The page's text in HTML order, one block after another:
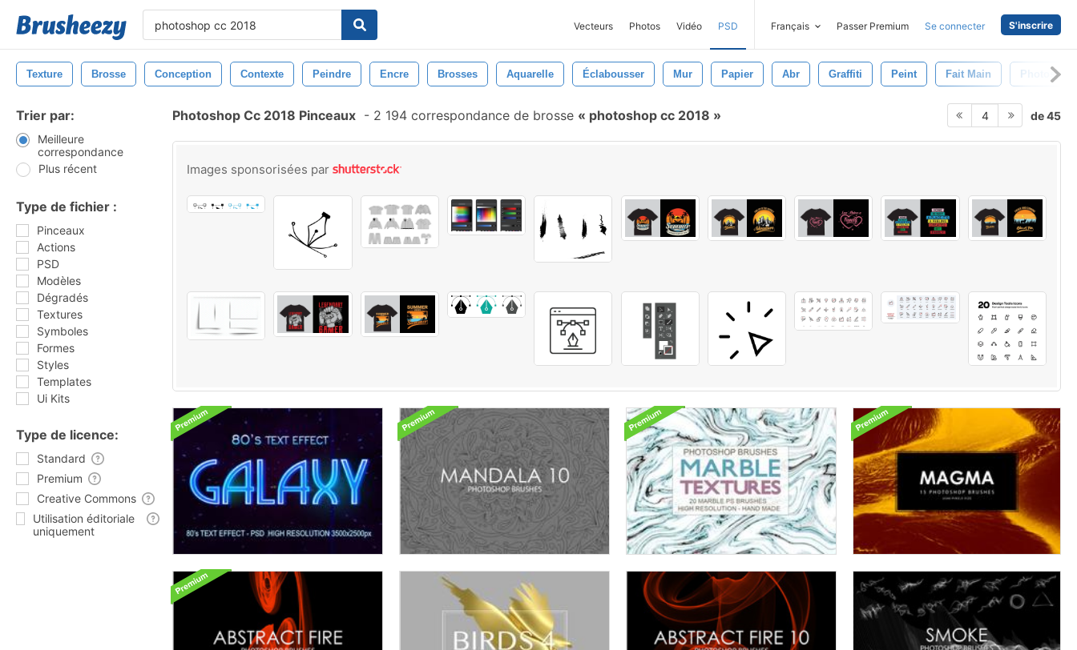
Vecteurs Photos Vidéo PSD Français Passer Premium Se connecter S'inscrire
Texture Brosse Conception Contexte Peindre Encre Brosses Aquarelle Éclabousser Mur Papier Abr Graffiti Peint Fait Main Photoshop
Trier par:
Meilleure
correspondance
Plus récent
Type de fichier :
Pinceaux
Actions
PSD
Modèles
Dégradés
Textures
Symboles
Formes
Styles
Templates
Ui Kits
Type de licence:
Standard
Premium
Creative Commons
Utilisation éditoriale
uniquement
Photoshop Cc 2018 Pinceaux - 2 194 correspondance de brosse photoshop cc 2018 4 de 45
Images sponsorisées par